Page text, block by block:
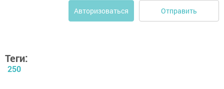
Авторизоваться Отправить
Теги:
250